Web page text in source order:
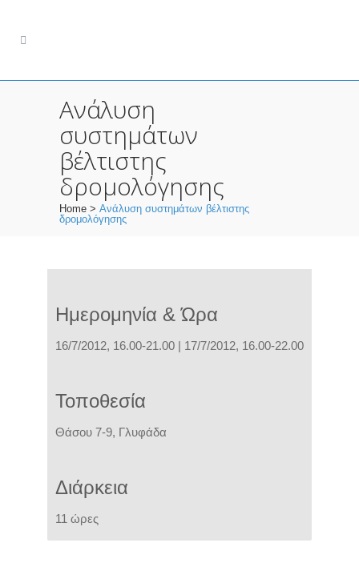
Ανάλυση
συστημάτων
βέλτιστης
δρομολόγησης
Home > Ανάλυση συστημάτων βέλτιστης
δρομολόγησης
Ημερομηνία & Ώρα
16/7/2012, 16.00-21.00 | 17/7/2012, 16.00-22.00
Τοποθεσία
Θάσου 7-9, Γλυφάδα
Διάρκεια
11 ώρες